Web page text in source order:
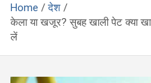
Home
देश
केला या खजूर? सुबह खाली पेट क्या
लें